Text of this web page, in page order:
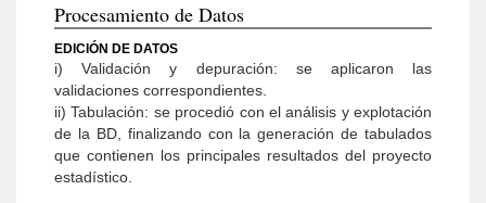
Procesamiento de Datos
EDICIÓN DE DATOS
i) Validación y depuración: se aplicaron las
validaciones correspondientes.
ii) Tabulación: se procedió con el análisis y explotación
de la BD, finalizando con la generación de tabulados
que contienen los principales resultados del proyecto
estadístico.